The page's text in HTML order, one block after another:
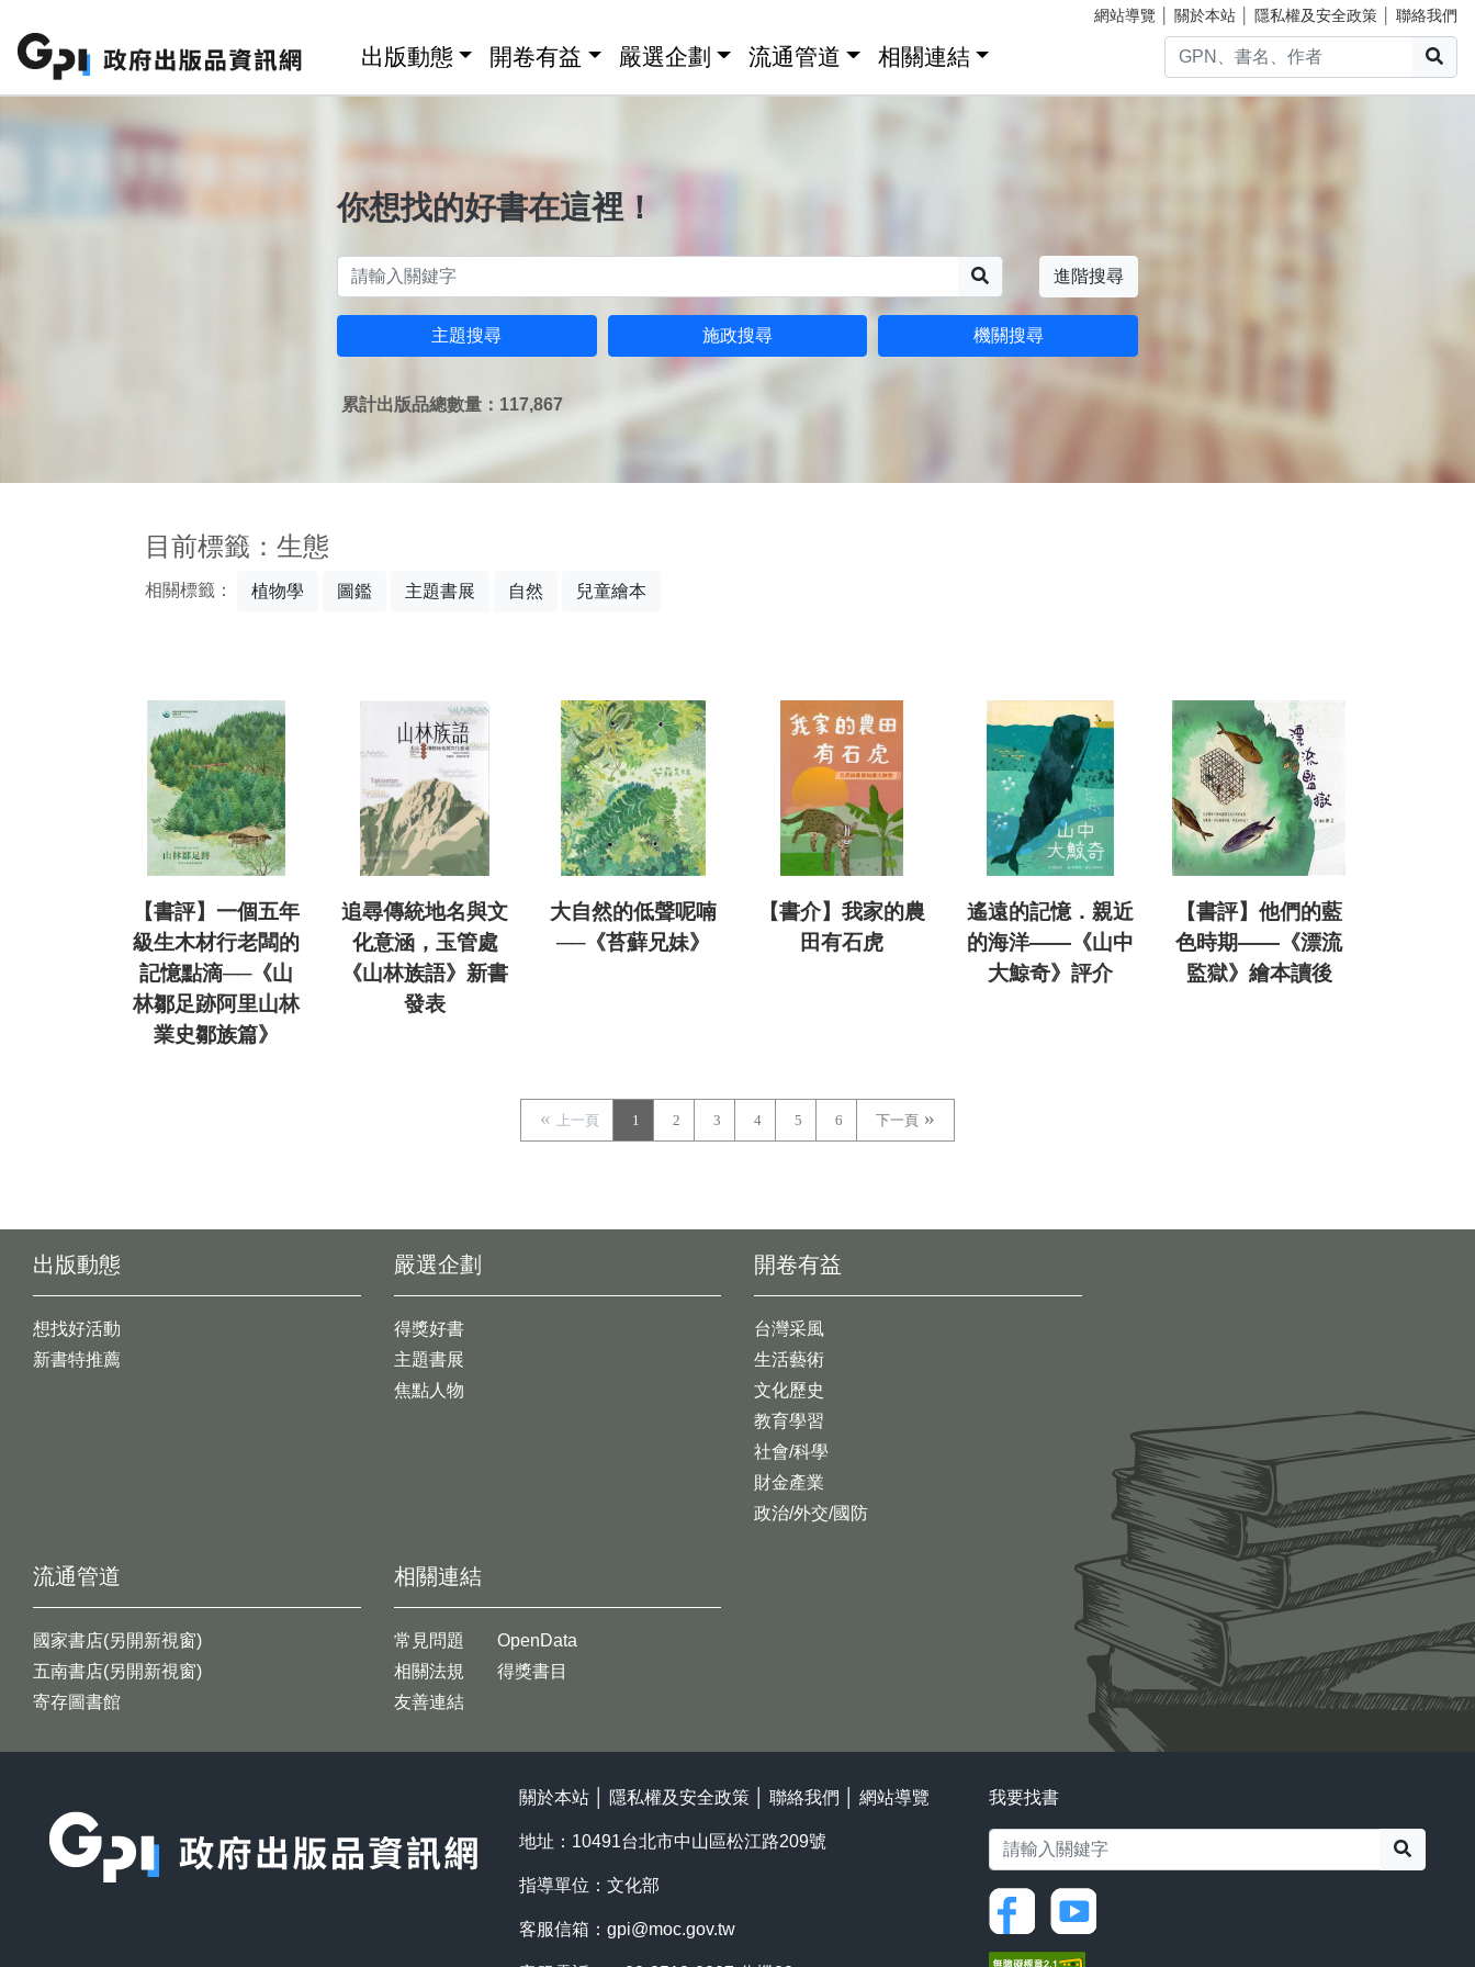
網站導覽 關於本站 隱私權及安全政策 聯絡我們
出版動態 開卷有益 嚴選企劃 流通管道 相關連結
你想找的好書在這裡！
進階搜尋
主題搜尋 施政搜尋 機關搜尋
累計出版品總數量：117,867
目前標籤：生態
相關標籤： 植物學 圖鑑 主題書展 自然 兒童繪本
【書評】一個五年
級生木材行老闆的
記憶點滴──《山
林鄒足跡阿里山林
業史鄒族篇》
追尋傳統地名與文
化意涵，玉管處
《山林族語》新書
發表
大自然的低聲呢喃
──《苔蘚兄妹》
【書介】我家的農
田有石虎
遙遠的記憶．親近
的海洋——《山中
大鯨奇》評介
【書評】他們的藍
色時期——《漂流
監獄》繪本讀後
上一頁 1 2 3 4 5 6 下一頁
出版動態
想找好活動
新書特推薦
開卷有益
台灣采風
生活藝術
文化歷史
教育學習
社會/科學
財金產業
政治/外交/國防
嚴選企劃
得獎好書
主題書展
焦點人物
流通管道
國家書店(另開新視窗)
五南書店(另開新視窗)
寄存圖書館
相關連結
常見問題
相關法規
友善連結
OpenData
得獎書目
關於本站 隱私權及安全政策 聯絡我們 網站導覽
地址：10491台北市中山區松江路209號
指導單位：文化部
客服信箱： gpi@moc.gov.tw
我要找書